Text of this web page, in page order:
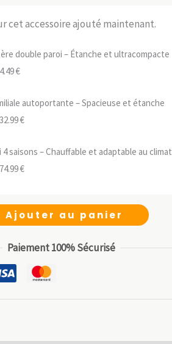
cet accessoire ajouté maintenant.
double paroi – Étanche et ultracompacte
:
€Le
actuel
est :
autoportante – Spacieuse et étanche
:
€Le
actuel
est :
saisons – Chauffable et adaptable au climat
était :
€Le
actuel
est :
Ajouter au panier
Paiement 100% Sécurisé